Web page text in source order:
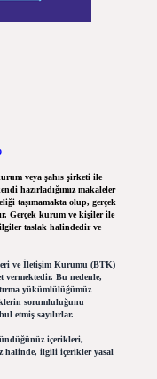
veya şahıs şirketi ile
hazırladığımız makaleler
taşımamakta olup, gerçek
Gerçek kurum ve kişiler ile
taslak halindedir ve
ve İletişim Kurumu (BTK)
vermektedir. Bu nedenle,
yükümlülüğümüz
sorumluluğunu
etmiş sayılırlar.
içerikleri,
halinde, ilgili içerikler yasal